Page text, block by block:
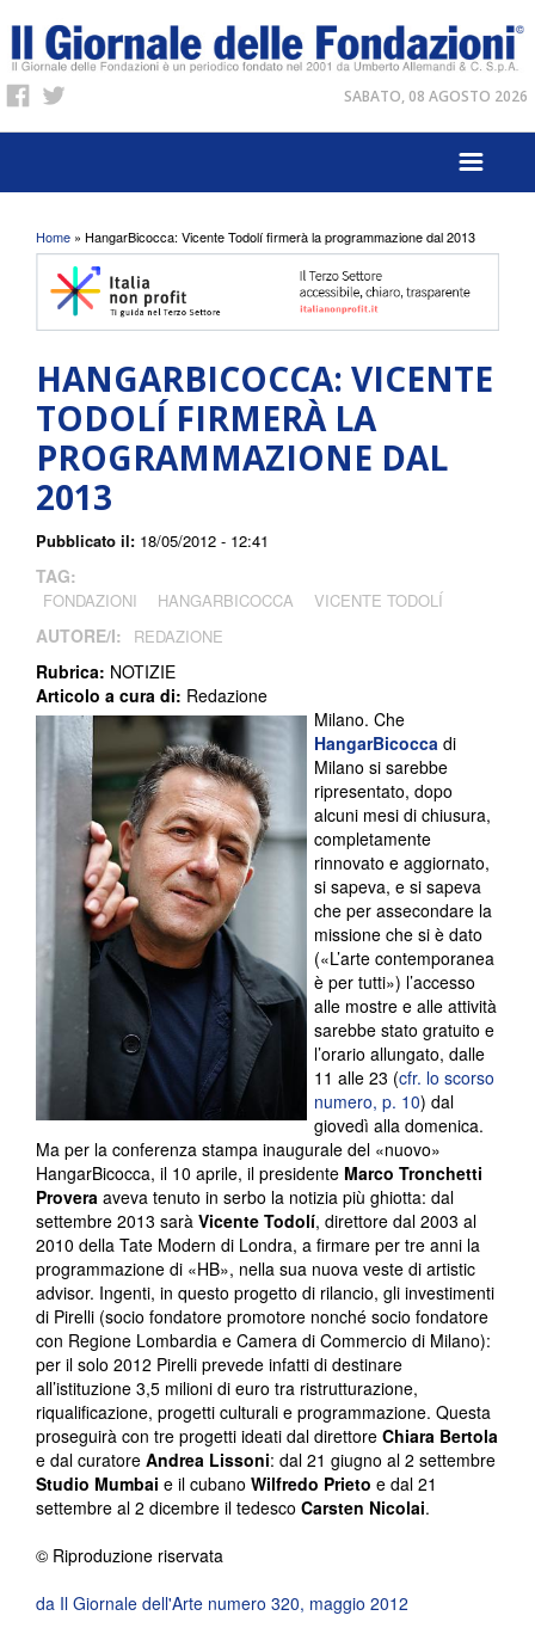
SABATO, 08 AGOSTO 2026
Tu sei qui
Home » HangarBicocca: Vicente Todolí firmerà la programmazione dal 2013
HANGARBICOCCA: VICENTE
TODOLÍ FIRMERÀ LA
PROGRAMMAZIONE DAL
2013
Pubblicato il: 18/05/2012 - 12:41
TAG:
FONDAZIONI HANGARBICOCCA VICENTE TODOLÍ
AUTORE/I: REDAZIONE
Rubrica: NOTIZIE
Articolo a cura di: Redazione
Milano. Che
HangarBicoccadi
Milano si sarebbe
ripresentato, dopo
alcuni mesi di chiusura,
completamente
rinnovato e aggiornato,
si sapeva, e si sapeva
che per assecondare la
missione che si è dato
(«L’arte contemporanea
è per tutti») l’accesso
alle mostre e alle attività
sarebbe stato gratuito e
l’orario allungato, dalle
11 alle 23 (cfr. lo scorso
numero, p. 10) dal
giovedì alla domenica.
Ma per la conferenza stampa inaugurale del «nuovo»
HangarBicocca, il 10 aprile, il presidente Marco Tronchetti
Provera aveva tenuto in serbo la notizia più ghiotta: dal
settembre 2013 sarà Vicente Todolí, direttore dal 2003 al
2010 della Tate Modern di Londra, a firmare per tre anni la
programmazione di «HB», nella sua nuova veste di artistic
advisor. Ingenti, in questo progetto di rilancio, gli investimenti
di Pirelli (socio fondatore promotore nonché socio fondatore
con Regione Lombardia e Camera di Commercio di Milano):
per il solo 2012 Pirelli prevede infatti di destinare
all’istituzione 3,5 milioni di euro tra ristrutturazione,
riqualificazione, progetti culturali e programmazione. Questa
proseguirà con tre progetti ideati dal direttore Chiara Bertola
e dal curatore Andrea Lissoni: dal 21 giugno al 2 settembre
Studio Mumbai e il cubano Wilfredo Prieto e dal 21
settembre al 2 dicembre il tedesco Carsten Nicolai.
© Riproduzione riservata
da Il Giornale dell'Arte numero 320, maggio 2012